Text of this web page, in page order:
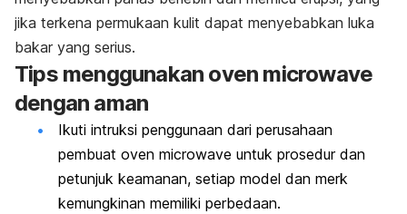
jika terkena permukaan kulit dapat menyebabkan luka
bakar yang serius.
Tips menggunakan oven microwave
dengan aman
Ikuti intruksi penggunaan dari perusahaan
pembuat oven microwave untuk prosedur dan
petunjuk keamanan, setiap model dan merk
kemungkinan memiliki perbedaan.